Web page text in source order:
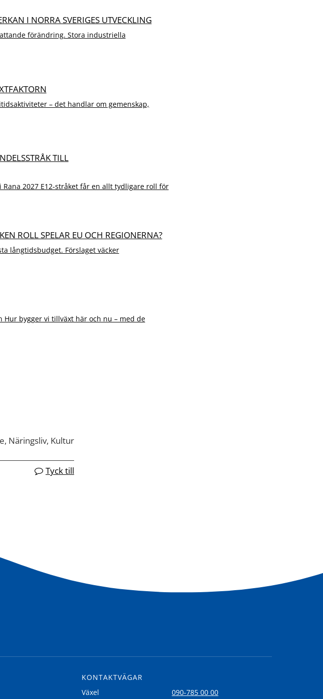
I NORRA SVERIGES UTVECKLING
förändring. Stora industriella
– det handlar om gemenskap,
TILL
2027 E12-stråket får en allt tydligare roll för
ROLL SPELAR EU OCH REGIONERNA?
långtidsbudget. Förslaget väcker
bygger vi tillväxt här och nu – med de
Näringsliv, Kultur
Tyck till
KONTAKTVÄGAR
Växel
090-785 00 00